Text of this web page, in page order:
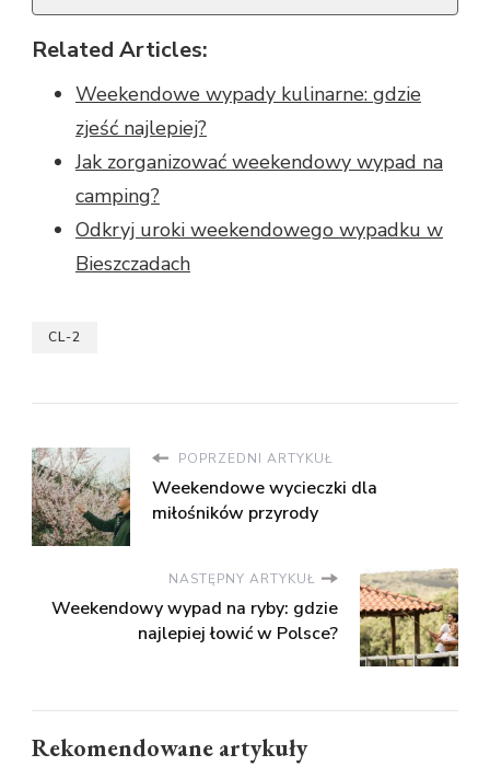
Related Articles:
Weekendowe wypady kulinarne: gdzie
zjeść najlepiej?
Jak zorganizować weekendowy wypad na
camping?
Odkryj uroki weekendowego wypadku w
Bieszczadach
CL-2
POPRZEDNI ARTYKUŁ
Weekendowe wycieczki dla
miłośników przyrody
NASTĘPNY ARTYKUŁ
Weekendowy wypad na ryby: gdzie
najlepiej łowić w Polsce?
Rekomendowane artykuły